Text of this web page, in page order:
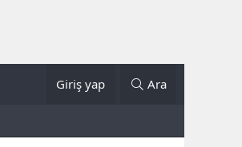
Giriş yap Ara